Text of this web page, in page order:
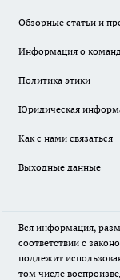
Обзорные статьи и
Информация о
Политика этики
Юридическая
Как с нами связаться
Выходные данные
Вся информация,
соответствии с
подлежит
том числе